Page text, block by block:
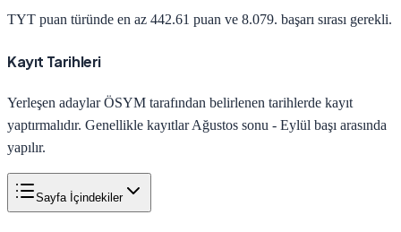
TYT puan türünde en az 442.61 puan ve 8.079. başarı sırası gerekli.
Kayıt Tarihleri
Yerleşen adaylar ÖSYM tarafından belirlenen tarihlerde kayıt
yaptırmalıdır. Genellikle kayıtlar Ağustos sonu - Eylül başı arasında
yapılır.
Sayfa İçindekiler